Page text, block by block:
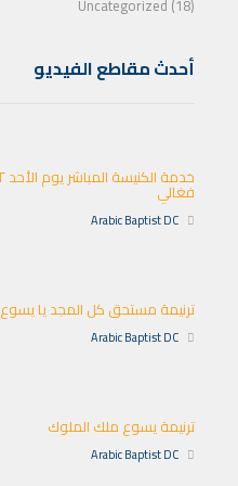
Uncategorized (18)
أحدث مقاطع الفيديو
فغالي
Arabic Baptist DC
ترنيمة مستحق كل المجد يا يسوع
Arabic Baptist DC
ترنيمة يسوع ملك الملوك
Arabic Baptist DC